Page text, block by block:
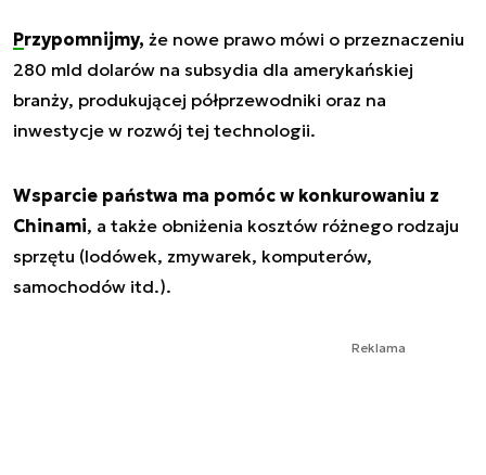
Przypomnijmy, że nowe prawo mówi o przeznaczeniu
280 mld dolarów na subsydia dla amerykańskiej
branży, produkującej półprzewodniki oraz na
inwestycje w rozwój tej technologii.
Wsparcie państwa ma pomóc w konkurowaniu z
Chinami, a także obniżenia kosztów różnego rodzaju
sprzętu (lodówek, zmywarek, komputerów,
samochodów itd.).
Reklama